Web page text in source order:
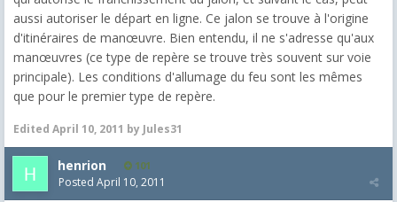
aussi autoriser le départ en ligne. Ce jalon se trouve à l'origine
d'itinéraires de manœuvre. Bien entendu, il ne s'adresse qu'aux
manœuvres (ce type de repère se trouve très souvent sur voie
principale). Les conditions d'allumage du feu sont les mêmes
que pour le premier type de repère.
Edited April 10, 2011 by Jules31
henrion 101
Posted April 10, 2011